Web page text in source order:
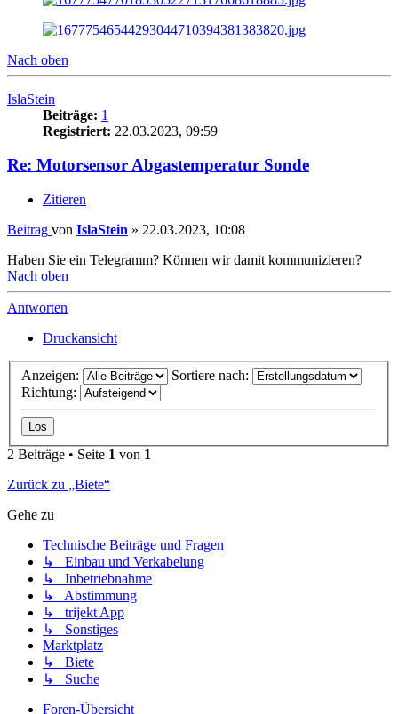
Nach oben
IslaStein
Beiträge: 1
Registriert: 22.03.2023, 09:59
Re: Motorsensor Abgastemperatur Sonde
Zitieren
Beitrag von IslaStein » 22.03.2023, 10:08
Haben Sie ein Telegramm? Können wir damit kommunizieren?
Nach oben
Antworten
Druckansicht
Anzeigen:
Sortiere nach:
Richtung:
2 Beiträge • Seite 1 von 1
Zurück zu „Biete“
Gehe zu
Technische Beiträge und Fragen
↳ Einbau und Verkabelung
↳ Inbetriebnahme
↳ Abstimmung
↳ trijekt App
↳ Sonstiges
Marktplatz
↳ Biete
↳ Suche
Foren-Übersicht